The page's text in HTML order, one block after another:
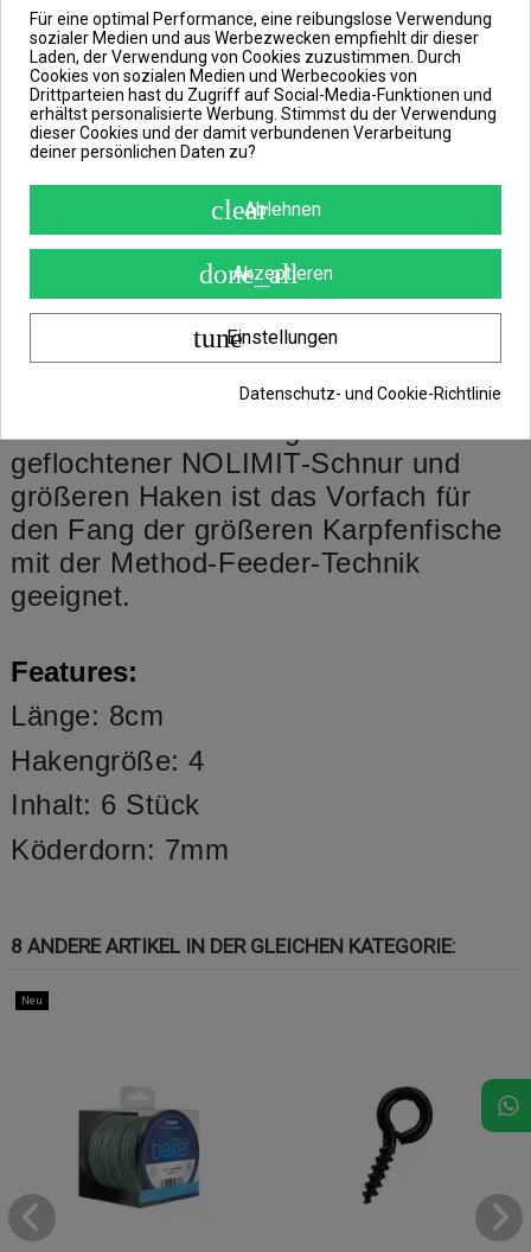
das unter dem Haken mit einem
Widerhaken abgeschlossen ist.
Es handelt sich um ein sehr
praktisches Fertigvorfach, das es dem
sofort zu fischen oder das Vorfach zu
wechseln.
Auf dem Vorfach wird ein
Qualitätshaken des Typs
CHINU(BARB) in der Größe 6 oder 4
geflochtener NOLIMIT-Schnur und
größeren Haken ist das Vorfach für
den Fang der größeren Karpfenfische
mit der Method-Feeder-Technik
geeignet.
Features:
Länge: 8cm
Hakengröße: 4
Inhalt: 6 Stück
Köderdorn: 7mm
8 ANDERE ARTIKEL IN DER GLEICHEN KATEGORIE:
Neu
Für eine optimal Performance, eine reibungslose Verwendung
sozialer Medien und aus Werbezwecken empfiehlt dir dieser
Laden, der Verwendung von Cookies zuzustimmen. Durch
Cookies von sozialen Medien und Werbecookies von
Drittparteien hast du Zugriff auf Social-Media-Funktionen und
erhältst personalisierte Werbung. Stimmst du der Verwendung
dieser Cookies und der damit verbundenen Verarbeitung
deiner persönlichen Daten zu?
clearAblehnen
done_all
Akzeptieren
tuneEinstellungen
Datenschutz- und Cookie-Richtlinie